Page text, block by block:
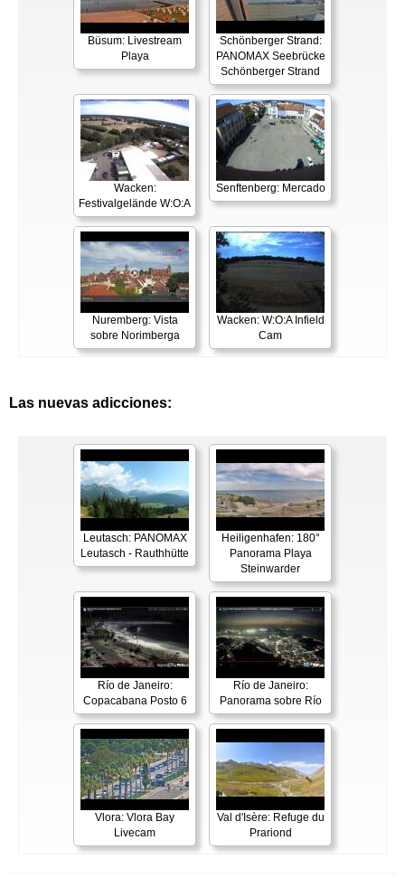
Büsum: Livestream
Playa
Schönberger Strand:
PANOMAX Seebrücke
Schönberger Strand
Wacken:
Festivalgelände W:O:A
Senftenberg: Mercado
Nuremberg: Vista
sobre Norimberga
Wacken: W:O:A Infield
Cam
Las nuevas adicciones:
Leutasch: PANOMAX
Leutasch - Rauthhütte
Heiligenhafen: 180°
Panorama Playa
Steinwarder
Río de Janeiro:
Copacabana Posto 6
Río de Janeiro:
Panorama sobre Río
Vlora: Vlora Bay
Livecam
Val d'Isère: Refuge du
Prariond